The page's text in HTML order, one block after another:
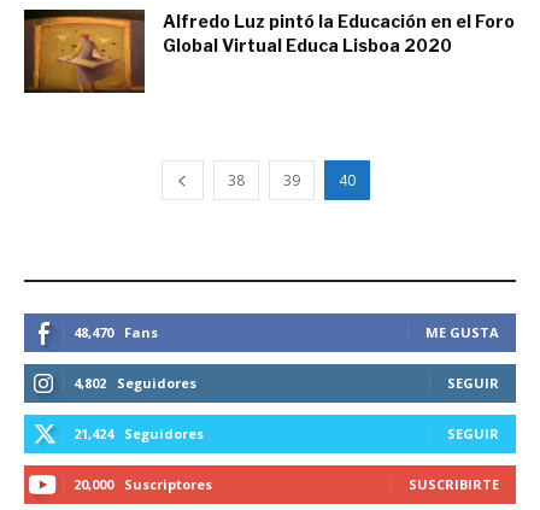
Alfredo Luz pintó la Educación en el Foro
Global Virtual Educa Lisboa 2020
38 39 40
48,470 Fans ME GUSTA
4,802 Seguidores SEGUIR
21,424 Seguidores SEGUIR
20,000 Suscriptores SUSCRIBIRTE